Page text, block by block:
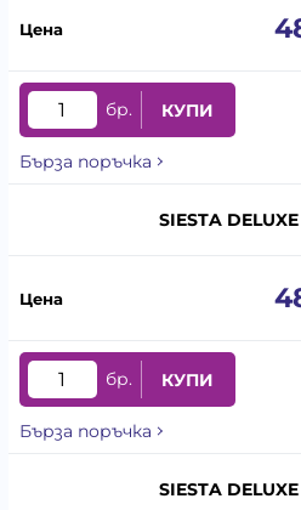
бр. КУПИ
Бърза поръчка
SIESTA
бр. КУПИ
Бърза поръчка
SIESTA